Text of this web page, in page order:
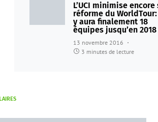
L’UCI minimise encore
réforme du
y aura finalement 18
équipes jusqu’en 2018
13 novembre 2016
3 minutes de lecture